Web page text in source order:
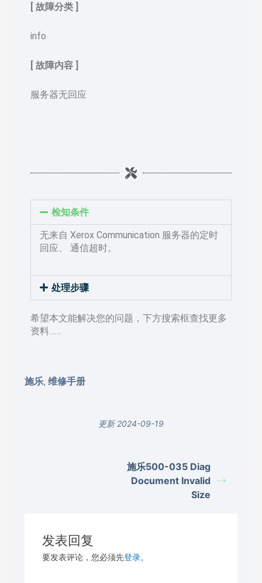
[ 故障分类 ]
info
[ 故障内容 ]
服务器无回应
检知条件
无来自 Xerox Communication 服务器的定时
回应、 通信超时。
处理步骤
希望本文能解决您的问题，下方搜索框查找更多
资料……
施乐,维修手册
更新 2024-09-19
施乐500-035 Diag
Document Invalid
Size
发表回复
要发表评论，您必须先登录。